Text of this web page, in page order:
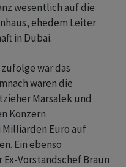
wesentlich auf die
ehedem Leiter
in Dubai.
war das
waren die
Marsalek und
Konzern
Milliarden Euro auf
Ein ebenso
Vorstandschef Braun